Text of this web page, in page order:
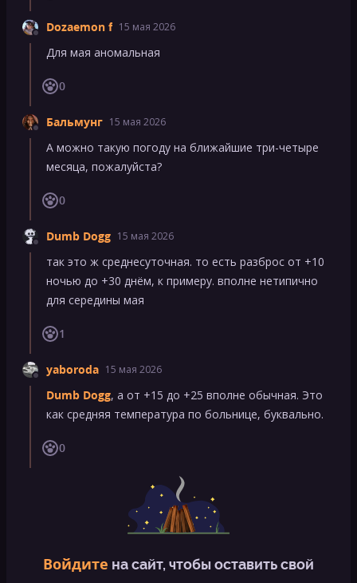
Dozaemon f 15 мая 2026
Для мая аномальная
0
Бальмунг 15 мая 2026
А можно такую погоду на ближайшие три-четыре
месяца, пожалуйста?
0
Dumb Dogg 15 мая 2026
так это ж среднесуточная. то есть разброс от +10
ночью до +30 днём, к примеру. вполне нетипично
для середины мая
1
yaboroda 15 мая 2026
Dumb Dogg, а от +15 до +25 вполне обычная. Это
как средняя температура по больнице, буквально.
0
Войдите на сайт, чтобы оставить свой